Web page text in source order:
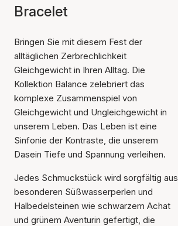
Bracelet
Bringen Sie mit diesem Fest der
alltäglichen Zerbrechlichkeit
Gleichgewicht in Ihren Alltag. Die
Kollektion Balance zelebriert das
komplexe Zusammenspiel von
Gleichgewicht und Ungleichgewicht in
unserem Leben. Das Leben ist eine
Sinfonie der Kontraste, die unserem
Dasein Tiefe und Spannung verleihen.
Jedes Schmuckstück wird sorgfältig aus
besonderen Süßwasserperlen und
Halbedelsteinen wie schwarzem Achat
und grünem Aventurin gefertigt, die